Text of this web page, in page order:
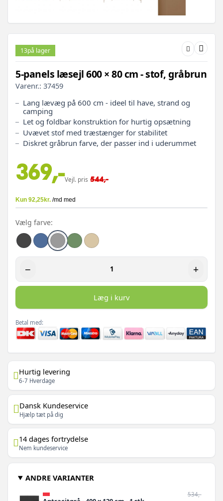
13på lager
5-panels læsejl 600 × 80 cm - stof, gråbrun
Varenr.: 37459
Lang lævæg på 600 cm - ideel til have, strand og
camping
Let og foldbar konstruktion for hurtig opsætning
Uvævet stof med træstænger for stabilitet
Diskret gråbrun farve, der passer ind i uderummet
369,-Vejl. pris 544,-
Vælg farve:
− +
Læg i kurv
Betal med:
Hurtig levering
6-7 Hverdage
Dansk Kundeservice
Hjælp tæt på dig
14 dages fortrydelse
Nem kundeservice
ANDRE VARIANTER
534,-